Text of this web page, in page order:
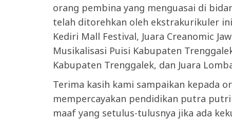
orang pembina yang menguasai di
telah ditorehkan oleh ekstrakurikuler
Kediri Mall Festival, Juara Creanomic
Musikalisasi Puisi Kabupaten
Kabupaten Trenggalek, dan Juara
Terima kasih kami sampaikan kepada
mempercayakan pendidikan putra
maaf yang setulus-tulusnya jika ada